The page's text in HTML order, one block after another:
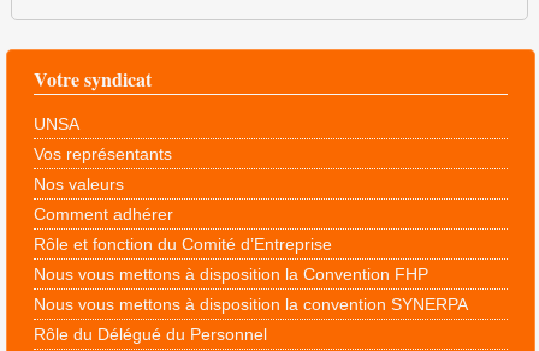
Votre syndicat
UNSA
Vos représentants
Nos valeurs
Comment adhérer
Rôle et fonction du Comité d’Entreprise
Nous vous mettons à disposition la Convention FHP
Nous vous mettons à disposition la convention SYNERPA
Rôle du Délégué du Personnel